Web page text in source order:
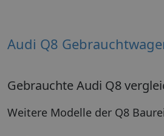
Audi Q8
Gebrauchte Audi Q8
Weitere Modelle der Q8